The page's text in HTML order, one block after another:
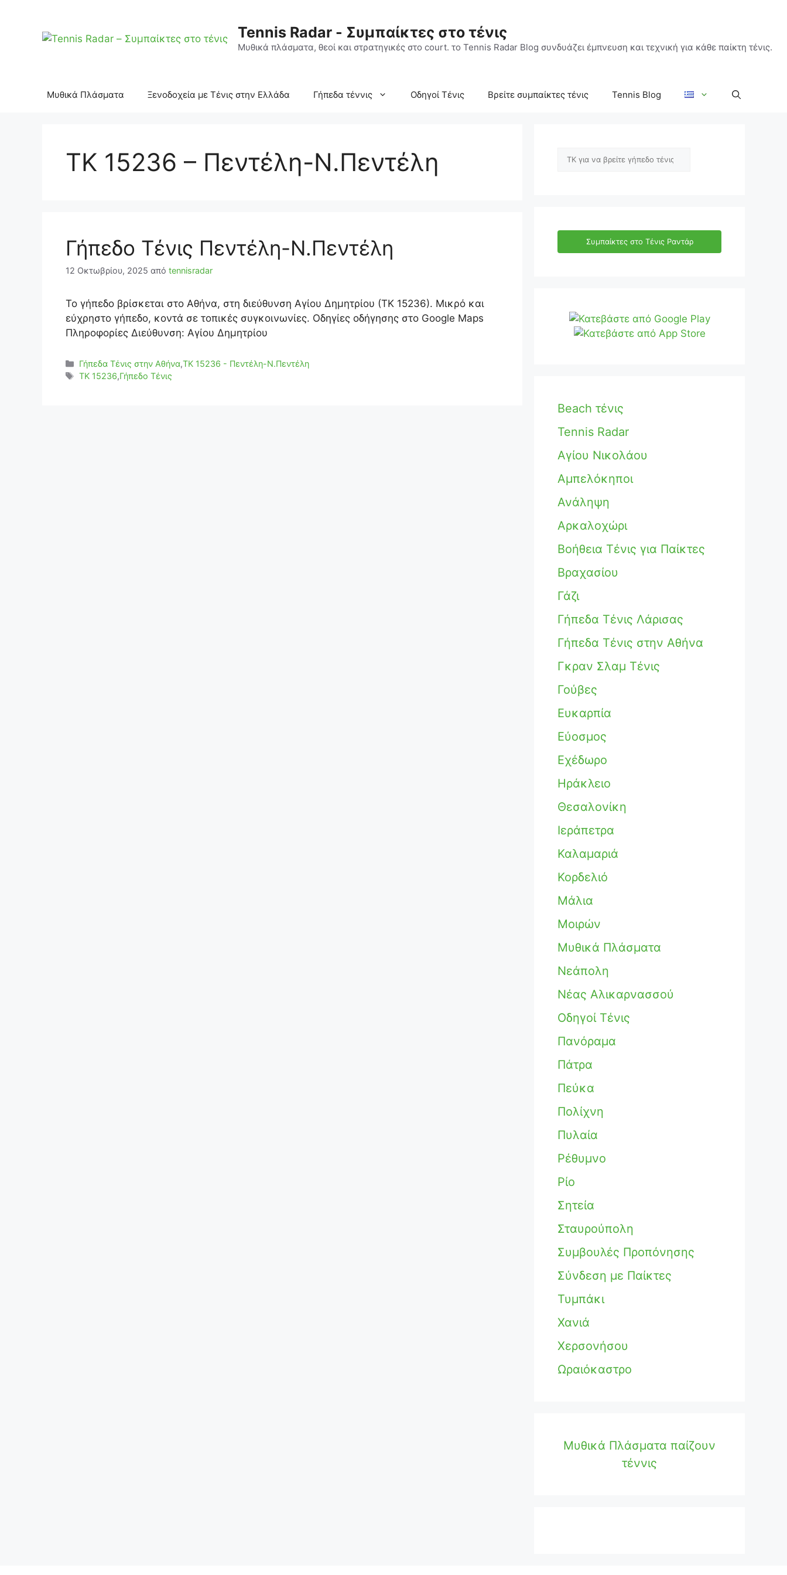
περιεχόμενο
Tennis Radar - Συμπαίκτες στο τένις
Μυθικά πλάσματα, θεοί και στρατηγικές στο court. το Tennis Radar Blog συνδυάζει έμπνευση και τεχνική για κάθε παίκτη τένις.
Μυθικά Πλάσματα Ξενοδοχεία με Τένις στην Ελλάδα Γήπεδα τέννις Οδηγοί Τένις Βρείτε συμπαίκτες τένις Tennis Blog
ΤΚ 15236 – Πεντέλη-Ν.Πεντέλη
Γήπεδο Τένις Πεντέλη-Ν.Πεντέλη
12 Οκτωβρίου, 2025 από tennisradar
Το γήπεδο βρίσκεται στο Αθήνα, στη διεύθυνση Αγίου Δημητρίου (ΤΚ 15236). Μικρό και
εύχρηστο γήπεδο, κοντά σε τοπικές συγκοινωνίες. Οδηγίες οδήγησης στο Google Maps
Πληροφορίες Διεύθυνση: Αγίου Δημητρίου
Κατηγορίες
Γήπεδα Τένις στην Αθήνα,ΤΚ 15236 - Πεντέλη-Ν.Πεντέλη
Ετικέτες
TK 15236,Γήπεδο Τένις
Αναζήτηση
Συμπαίκτες στο Τένις Ραντάρ
Beach τένις
Tennis Radar
Αγίου Νικολάου
Αμπελόκηποι
Ανάληψη
Αρκαλοχώρι
Βοήθεια Τένις για Παίκτες
Βραχασίου
Γάζι
Γήπεδα Τένις Λάρισας
Γήπεδα Τένις στην Αθήνα
Γκραν Σλαμ Τένις
Γούβες
Ευκαρπία
Εύοσμος
Εχέδωρο
Ηράκλειο
Θεσαλονίκη
Ιεράπετρα
Καλαμαριά
Κορδελιό
Μάλια
Μοιρών
Μυθικά Πλάσματα
Νεάπολη
Νέας Αλικαρνασσού
Οδηγοί Τένις
Πανόραμα
Πάτρα
Πεύκα
Πολίχνη
Πυλαία
Ρέθυμνο
Ρίο
Σητεία
Σταυρούπολη
Συμβουλές Προπόνησης
Σύνδεση με Παίκτες
Τυμπάκι
Χανιά
Χερσονήσου
Ωραιόκαστρο
Μυθικά Πλάσματα παίζουν
τέννις